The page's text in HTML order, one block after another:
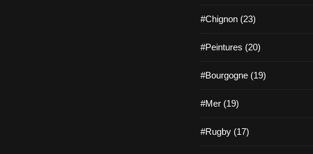
#Chignon (23)
#Peintures (20)
#Bourgogne (19)
#Mer (19)
#Rugby (17)